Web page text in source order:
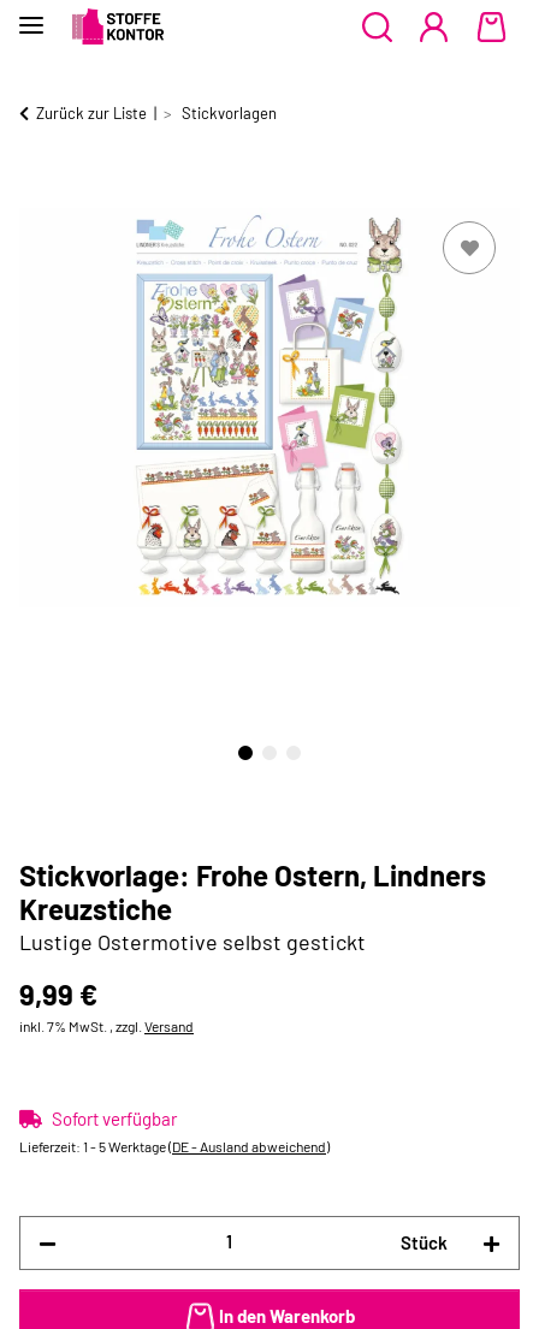
Zurück zur Liste Stickvorlagen
Stickvorlage: Frohe Ostern, Lindners
Kreuzstiche
Lustige Ostermotive selbst gestickt
9,99 €
inkl. 7% MwSt. , zzgl. Versand
Sofort verfügbar
Lieferzeit: 1 - 5 Werktage(DE - Ausland abweichend)
Stück
In den Warenkorb